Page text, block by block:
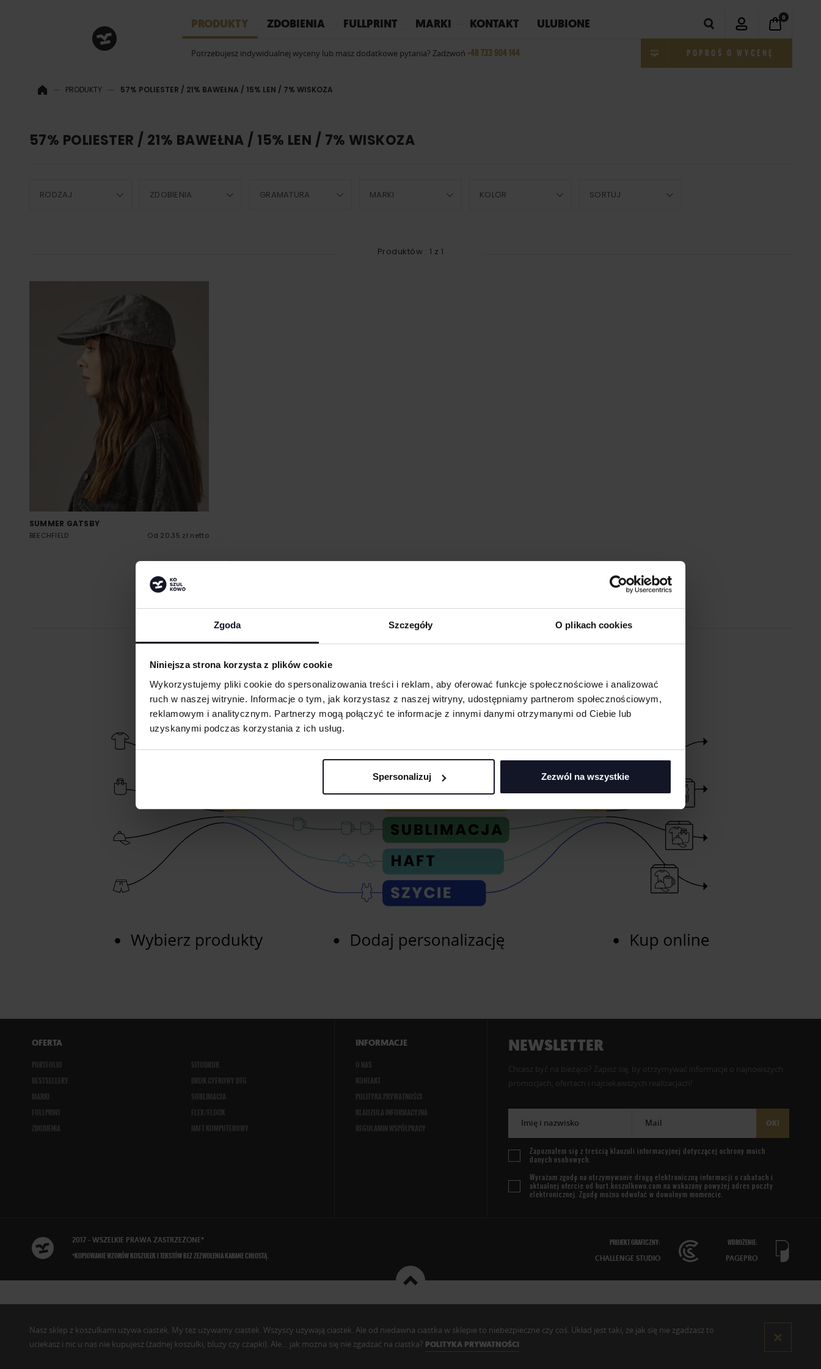
Zgoda Szczegóły O plikach cookies
Niniejsza strona korzysta z plików cookie
Wykorzystujemy pliki cookie do spersonalizowania treści i reklam, aby oferować funkcje społecznościowe i analizować
ruch w naszej witrynie. Informacje o tym, jak korzystasz z naszej witryny, udostępniamy partnerom społecznościowym,
reklamowym i analitycznym. Partnerzy mogą połączyć te informacje z innymi danymi otrzymanymi od Ciebie lub
uzyskanymi podczas korzystania z ich usług.
Spersonalizuj Zezwól na wszystkie
PRODUKTY ZDOBIENIA FULLPRINT MARKI KONTAKT ULUBIONE
Potrzebujesz indywidualnej wyceny lub masz dodatkowe pytania? Zadzwoń +48 733 904 144
0
POPROŚ O WYCENĘ
PRODUKTY 57% POLIESTER / 21% BAWEŁNA / 15% LEN / 7% WISKOZA
57% POLIESTER / 21% BAWEŁNA / 15% LEN / 7% WISKOZA
RODZAJ ZDOBIENIA GRAMATURA MARKI KOLOR SORTUJ
Produktów : 1 z 1
SUMMER GATSBY
BEECHFIELD Od 20.35 zł netto
ZAMÓW PRODUKTY ZE ZNAKOWANIEM ONLINE
OFERTA
PORTFOLIO
BESTSELLERY
MARKI
FULLPRINT
ZDOBIENIA
SITODRUK
DRUK CYFROWY DTG
SUBLIMACJA
FLEX/FLOCK
HAFT KOMPUTEROWY
INFORMACJE
O NAS
KONTAKT
POLITYKA PRYWATNOŚCI
KLAUZULA INFORMACYJNA
REGULAMIN WSPÓŁPRACY
NEWSLETTER
Chcesz być na bieżąco? Zapisz się, by otrzymywać informacje o najnowszych
promocjach, ofertach i najciekawszych realizacjach!
Imię i nazwisko Mail OK!
Zapoznałem się z treścią klauzuli informacyjnej dotyczącej ochrony moich
danych osobowych.
Wyrażam zgodę na otrzymywanie drogą elektroniczną informacji o rabatach i
aktualnej ofercie od hurt.koszulkowo.com na wskazany powyżej adres poczty
elektronicznej. Zgodę można odwołać w dowolnym momencie.
2017 - WSZELKIE PRAWA ZASTRZEŻONE*
*KOPIOWANIE WZORÓW KOSZULEK I TEKSTÓW BEZ ZEZWOLENIA KARANE CHŁOSTĄ.
PROJEKT GRAFICZNY:
CHALLENGE STUDIO
WDROŻENIE:
PAGEPRO
Nasz sklep z koszulkami używa ciastek. My też używamy ciastek. Wszyscy używają ciastek. Ale od niedawna ciastka w sklepie to niebezpieczne czy coś. Układ jest taki, że jak się nie zgadzasz to
uciekasz i nic u nas nie kupujesz (żadnej koszulki, bluzy czy czapki). Ale… jak można się nie zgadzać na ciastka? POLITYKA PRYWATNOŚCI